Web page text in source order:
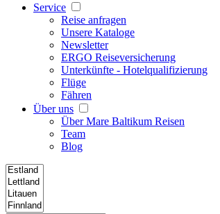
Service
Reise anfragen
Unsere Kataloge
Newsletter
ERGO Reiseversicherung
Unterkünfte - Hotelqualifizierung
Flüge
Fähren
Über uns
Über Mare Baltikum Reisen
Team
Blog